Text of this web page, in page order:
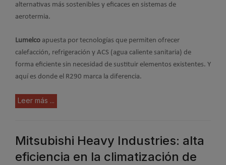
alternativas más sostenibles y eficaces en sistemas de
aerotermia.
Lumelco apuesta por tecnologías que permiten ofrecer
calefacción, refrigeración y ACS (agua caliente sanitaria) de
forma eficiente sin necesidad de sustituir elementos existentes. Y
aquí es donde el R290 marca la diferencia.
Leer más ...
Mitsubishi Heavy Industries: alta
eficiencia en la climatización de